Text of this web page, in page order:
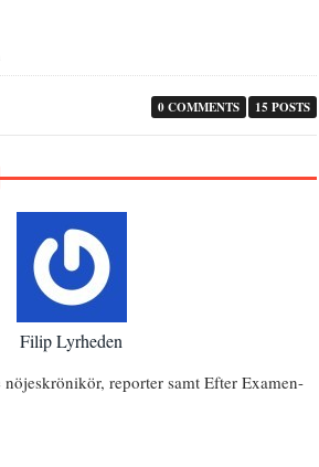
15 POSTS
0 COMMENTS
Filip Lyrheden
reporter samt Efter Examen-